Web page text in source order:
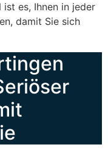
es, Ihnen in jeder
damit Sie sich